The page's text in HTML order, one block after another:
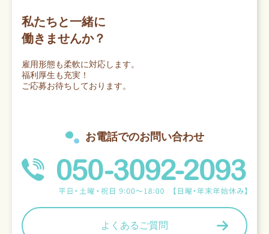
私たちと一緒に
働きませんか？
雇用形態も柔軟に対応します。
福利厚生も充実！
ご応募お待ちしております。
お電話でのお問い合わせ
よくあるご質問